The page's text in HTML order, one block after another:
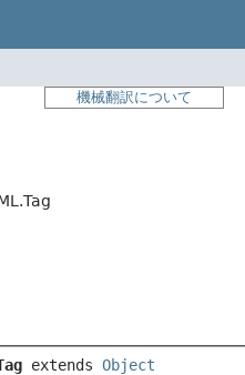
機械翻訳について
extends Object